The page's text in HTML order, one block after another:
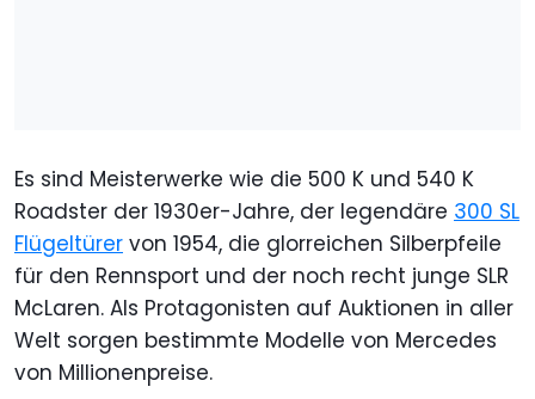
Es sind Meisterwerke wie die 500 K und 540 K
Roadster der 1930er-Jahre, der legendäre 300 SL
Flügeltürer von 1954, die glorreichen Silberpfeile
für den Rennsport und der noch recht junge SLR
McLaren. Als Protagonisten auf Auktionen in aller
Welt sorgen bestimmte Modelle von Mercedes
von Millionenpreise.